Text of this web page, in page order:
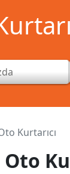
Kurtarıcı